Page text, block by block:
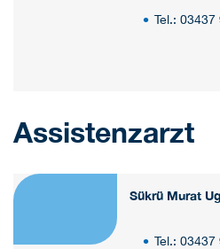
Tel.:
Assistenzarzt
Sükrü Murat
Tel.: